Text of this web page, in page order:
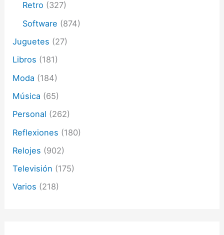
Retro (327)
Software (874)
Juguetes (27)
Libros (181)
Moda (184)
Música (65)
Personal (262)
Reflexiones (180)
Relojes (902)
Televisión (175)
Varios (218)